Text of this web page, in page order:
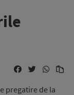
pregatire de la